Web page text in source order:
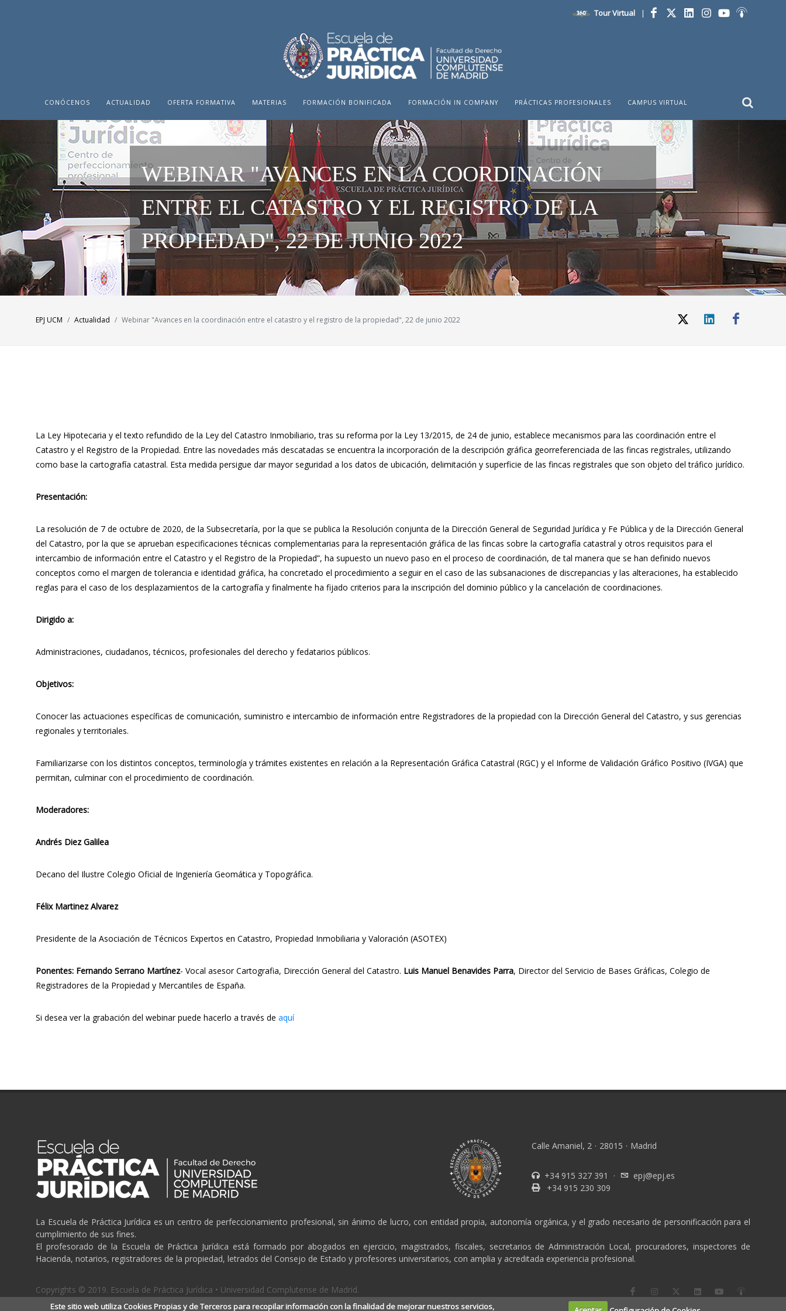
Tour Virtual |
CONÓCENOS ACTUALIDAD OFERTA FORMATIVA MATERIAS FORMACIÓN BONIFICADA FORMACIÓN IN COMPANY PRÁCTICAS PROFESIONALES CAMPUS VIRTUAL
WEBINAR "AVANCES EN LA COORDINACIÓN
ENTRE EL CATASTRO Y EL REGISTRO DE LA
PROPIEDAD", 22 DE JUNIO 2022
EPJ UCM Actualidad Webinar "Avances en la coordinación entre el catastro y el registro de la propiedad", 22 de junio 2022
La Ley Hipotecaria y el texto refundido de la Ley del Catastro Inmobiliario, tras su reforma por la Ley 13/2015, de 24 de junio, establece mecanismos para las coordinación entre el
Catastro y el Registro de la Propiedad. Entre las novedades más descatadas se encuentra la incorporación de la descripción gráfica georreferenciada de las fincas registrales, utilizando
como base la cartografía catastral. Esta medida persigue dar mayor seguridad a los datos de ubicación, delimitación y superficie de las fincas registrales que son objeto del tráfico jurídico.
Presentación:
La resolución de 7 de octubre de 2020, de la Subsecretaría, por la que se publica la Resolución conjunta de la Dirección General de Seguridad Jurídica y Fe Pública y de la Dirección General
del Catastro, por la que se aprueban especificaciones técnicas complementarias para la representación gráfica de las fincas sobre la cartografía catastral y otros requisitos para el
intercambio de información entre el Catastro y el Registro de la Propiedad”, ha supuesto un nuevo paso en el proceso de coordinación, de tal manera que se han definido nuevos
conceptos como el margen de tolerancia e identidad gráfica, ha concretado el procedimiento a seguir en el caso de las subsanaciones de discrepancias y las alteraciones, ha establecido
reglas para el caso de los desplazamientos de la cartografía y finalmente ha fijado criterios para la inscripción del dominio público y la cancelación de coordinaciones.
Dirigido a:
Administraciones, ciudadanos, técnicos, profesionales del derecho y fedatarios públicos.
Objetivos:
Conocer las actuaciones específicas de comunicación, suministro e intercambio de información entre Registradores de la propiedad con la Dirección General del Catastro, y sus gerencias
regionales y territoriales.
Familiarizarse con los distintos conceptos, terminología y trámites existentes en relación a la Representación Gráfica Catastral (RGC) y el Informe de Validación Gráfico Positivo (IVGA) que
permitan, culminar con el procedimiento de coordinación.
Moderadores:
Andrés Diez Galilea
Decano del Ilustre Colegio Oficial de Ingeniería Geomática y Topográfica.
Félix Martinez Alvarez
Presidente de la Asociación de Técnicos Expertos en Catastro, Propiedad Inmobiliaria y Valoración (ASOTEX)
Ponentes: Fernando Serrano Martínez- Vocal asesor Cartografia, Dirección General del Catastro. Luis Manuel Benavides Parra, Director del Servicio de Bases Gráficas, Colegio de
Registradores de la Propiedad y Mercantiles de España.
Si desea ver la grabación del webinar puede hacerlo a través de aquí
Calle Amaniel, 2 · 28015 · Madrid
+34 915 327 391 ·
epj@epj.es
+34 915 230 309
La Escuela de Práctica Jurídica es un centro de perfeccionamiento profesional, sin ánimo de lucro, con entidad propia, autonomía orgánica, y el grado necesario de personificación para el
cumplimiento de sus fines.
El profesorado de la Escuela de Práctica Jurídica está formado por abogados en ejercicio, magistrados, fiscales, secretarios de Administración Local, procuradores, inspectores de
Hacienda, notarios, registradores de la propiedad, letrados del Consejo de Estado y profesores universitarios, con amplia y acreditada experiencia profesional.
Copyrights © 2019. Escuela de Práctica Jurídica • Universidad Complutense de Madrid.
Aviso Legal/Politica de cookies/Politica de privacidad
Este sitio web utiliza Cookies Propias y de Terceros para recopilar información con la finalidad de mejorar nuestros servicios,